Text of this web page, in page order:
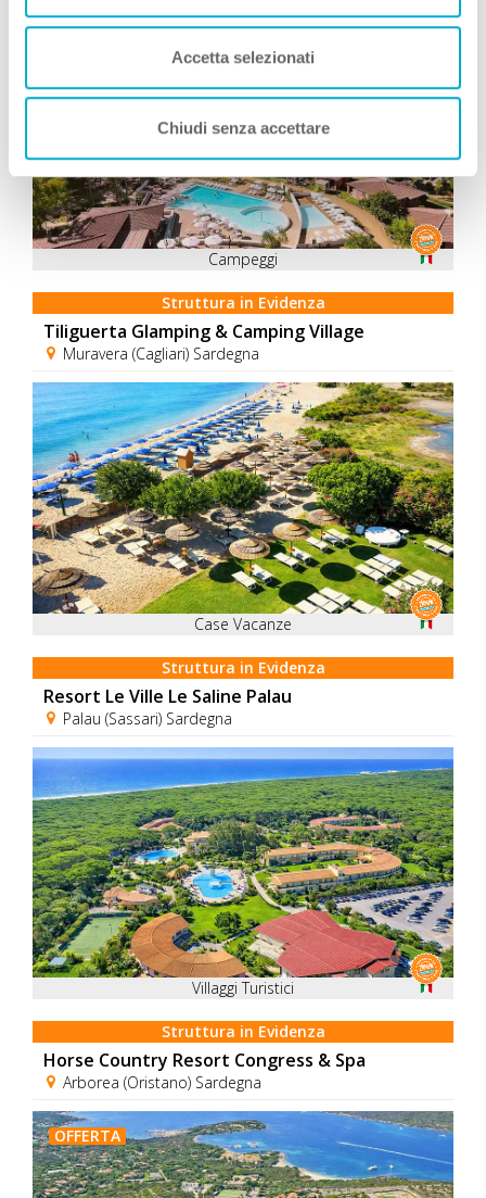
Accetta selezionati
Chiudi senza accettare
Campeggi
Struttura in Evidenza
Tiliguerta Glamping & Camping Village
Muravera (Cagliari) Sardegna
Case Vacanze
Struttura in Evidenza
Resort Le Ville Le Saline Palau
Palau (Sassari) Sardegna
Villaggi Turistici
Struttura in Evidenza
Horse Country Resort Congress & Spa
Arborea (Oristano) Sardegna
OFFERTA